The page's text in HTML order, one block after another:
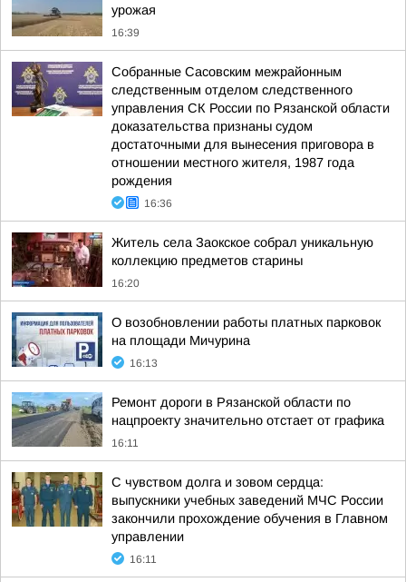
урожая
16:39
Собранные Сасовским межрайонным
следственным отделом следственного
управления СК России по Рязанской области
доказательства признаны судом
достаточными для вынесения приговора в
отношении местного жителя, 1987 года
рождения
16:36
Житель села Заокское собрал уникальную
коллекцию предметов старины
16:20
О возобновлении работы платных парковок
на площади Мичурина
16:13
Ремонт дороги в Рязанской области по
нацпроекту значительно отстает от графика
16:11
С чувством долга и зовом сердца:
выпускники учебных заведений МЧС России
закончили прохождение обучения в Главном
управлении
16:11